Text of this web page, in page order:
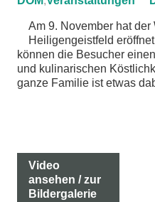
Am 9. November hat
Heiligengeistfeld
können die Besucher
und kulinarischen
ganze Familie ist etwas
Video
ansehen / zur
Bildergalerie